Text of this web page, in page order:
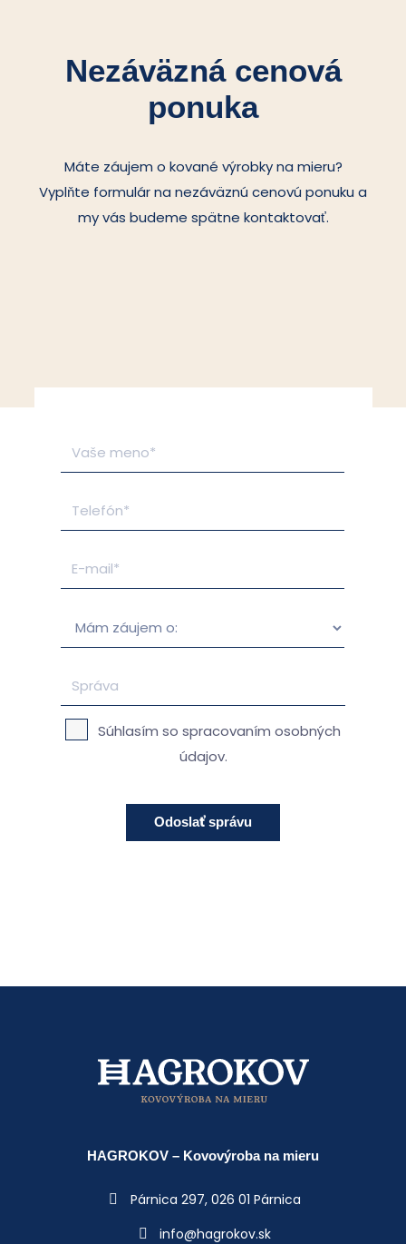
Nezáväzná cenová
ponuka
Máte záujem o kované výrobky na mieru?
Vyplňte formulár na nezáväznú cenovú ponuku a
my vás budeme spätne kontaktovať.
Súhlasím so spracovaním osobných
údajov.
HAGROKOV – Kovovýroba na mieru
Párnica 297, 026 01 Párnica
info@hagrokov.sk